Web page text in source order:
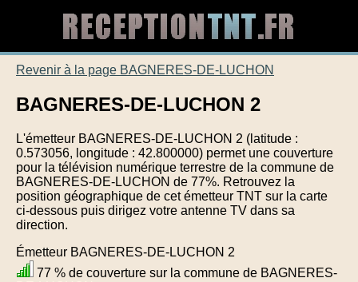
Revenir à la page BAGNERES-DE-LUCHON
BAGNERES-DE-LUCHON 2
L'émetteur BAGNERES-DE-LUCHON 2 (latitude :
0.573056, longitude : 42.800000) permet une couverture
pour la télévision numérique terrestre de la commune de
BAGNERES-DE-LUCHON de 77%. Retrouvez la
position géographique de cet émetteur TNT sur la carte
ci-dessous puis dirigez votre antenne TV dans sa
direction.
Émetteur BAGNERES-DE-LUCHON 2
77 % de couverture sur la commune de BAGNERES-